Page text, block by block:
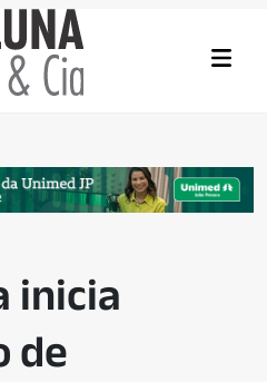
inicia
de